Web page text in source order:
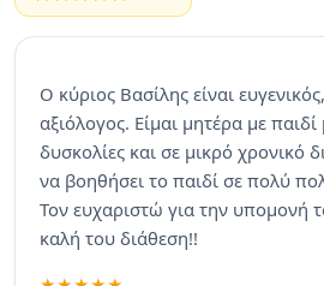
Ο κύριος Βασίλης είναι
αξιόλογος. Είμαι μητέρα με
δυσκολίες και σε μικρό χρονικό
να βοηθήσει το παιδί σε πολύ
Τον ευχαριστώ για την υπομονή
καλή του διάθεση!!